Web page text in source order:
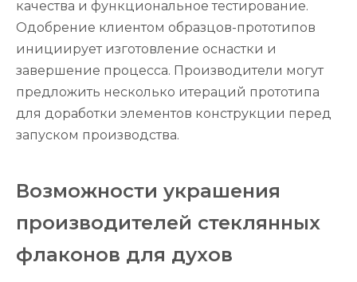
качества и функциональное тестирование.
Одобрение клиентом образцов-прототипов
инициирует изготовление оснастки и
завершение процесса. Производители могут
предложить несколько итераций прототипа
для доработки элементов конструкции перед
запуском производства.
Возможности украшения
производителей стеклянных
флаконов для духов